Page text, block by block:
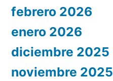
febrero 2026
enero 2026
diciembre 2025
noviembre 2025